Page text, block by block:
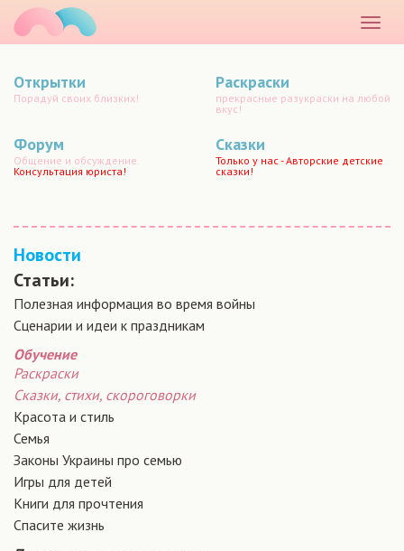
меню
Открытки
Порадуй своих близких!
Раскраски
прекрасные разукраски на любой
вкус!
Форум
Общение и обсуждение.
Консультация юриста!
Сказки
Только у нас - Авторские детские
сказки!
Новости
Статьи:
Полезная информация во время войны
Сценарии и идеи к праздникам
Обучение
Раскраски
Сказки, стихи, скороговорки
Красота и стиль
Семья
Законы Украины про семью
Игры для детей
Книги для прочтения
Спасите жизнь